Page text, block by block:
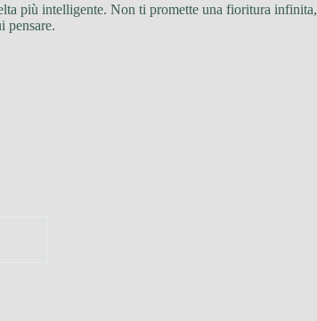
più intelligente. Non ti promette una fioritura
pensare.